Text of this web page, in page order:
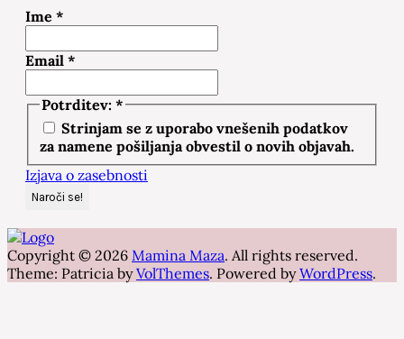
Ime *
Email *
Potrditev: *
Strinjam se z uporabo vnešenih podatkov
za namene pošiljanja obvestil o novih objavah.
Izjava o zasebnosti
Copyright © 2026 Mamina Maza. All rights reserved.
Theme: Patricia byVolThemes. Powered byWordPress.